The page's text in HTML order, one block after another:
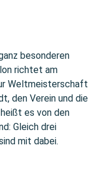
besonderen
richtet am
Weltmeisterschaft
den Verein und die
es von den
Gleich drei
mit dabei.